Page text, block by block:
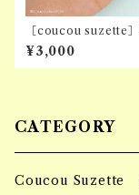
［coucou suzette
PINS
¥3,000
CATEGORY
Coucou Suzette